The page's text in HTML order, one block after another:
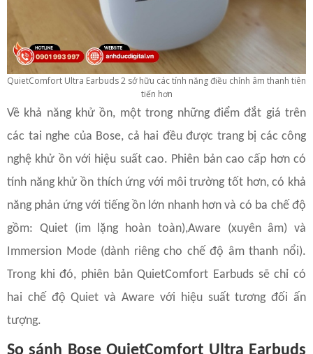
QuietComfort Ultra Earbuds 2 sở hữu các tính năng điều chỉnh âm thanh tiên
tiến hơn
Về khả năng khử ồn, một trong những điểm đắt giá trên
các tai nghe của Bose, cả hai đều được trang bị các công
nghệ khử ồn với hiệu suất cao. Phiên bản cao cấp hơn có
tính năng khử ồn thích ứng với môi trường tốt hơn, có khả
năng phản ứng với tiếng ồn lớn nhanh hơn và có ba chế độ
gồm: Quiet (im lặng hoàn toàn),Aware (xuyên âm) và
Immersion Mode (dành riêng cho chế độ âm thanh nổi).
Trong khi đó, phiên bản QuietComfort Earbuds sẽ chỉ có
hai chế độ Quiet và Aware với hiệu suất tương đối ấn
tượng.
So sánh Bose QuietComfort Ultra Earbuds